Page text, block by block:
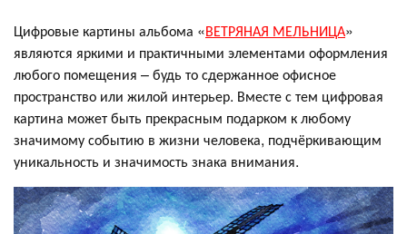
Цифровые картины альбома «ВЕТРЯНАЯ МЕЛЬНИЦА»
являются яркими и практичными элементами оформления
любого помещения – будь то сдержанное офисное
пространство или жилой интерьер. Вместе с тем цифровая
картина может быть прекрасным подарком к любому
значимому событию в жизни человека, подчёркивающим
уникальность и значимость знака внимания.